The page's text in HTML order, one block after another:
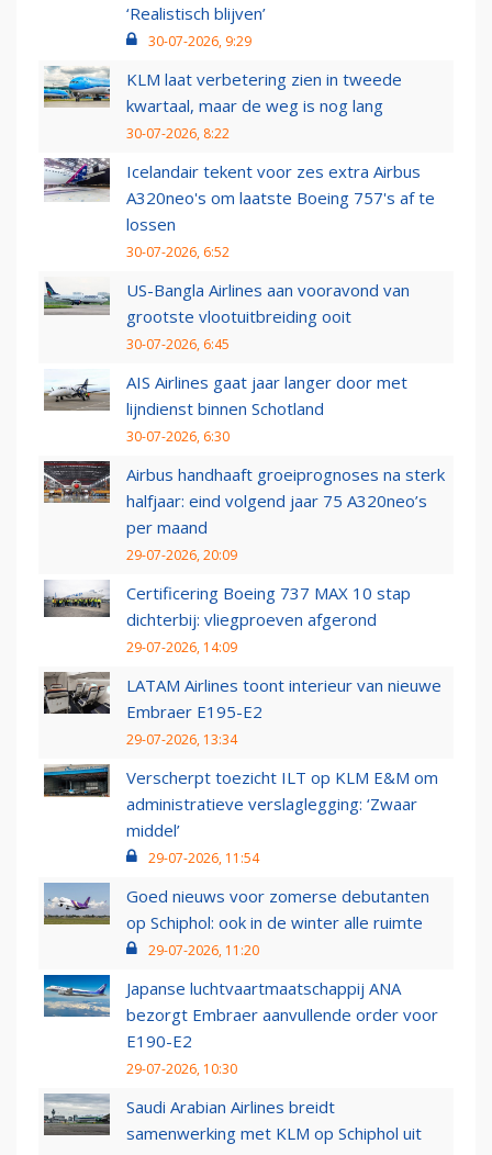
‘Realistisch blijven’
30-07-2026, 9:29
KLM laat verbetering zien in tweede
kwartaal, maar de weg is nog lang
30-07-2026, 8:22
Icelandair tekent voor zes extra Airbus
A320neo's om laatste Boeing 757's af te
lossen
30-07-2026, 6:52
US-Bangla Airlines aan vooravond van
grootste vlootuitbreiding ooit
30-07-2026, 6:45
AIS Airlines gaat jaar langer door met
lijndienst binnen Schotland
30-07-2026, 6:30
Airbus handhaaft groeiprognoses na sterk
halfjaar: eind volgend jaar 75 A320neo’s
per maand
29-07-2026, 20:09
Certificering Boeing 737 MAX 10 stap
dichterbij: vliegproeven afgerond
29-07-2026, 14:09
LATAM Airlines toont interieur van nieuwe
Embraer E195-E2
29-07-2026, 13:34
Verscherpt toezicht ILT op KLM E&M om
administratieve verslaglegging: ‘Zwaar
middel’
29-07-2026, 11:54
Goed nieuws voor zomerse debutanten
op Schiphol: ook in de winter alle ruimte
29-07-2026, 11:20
Japanse luchtvaartmaatschappij ANA
bezorgt Embraer aanvullende order voor
E190-E2
29-07-2026, 10:30
Saudi Arabian Airlines breidt
samenwerking met KLM op Schiphol uit